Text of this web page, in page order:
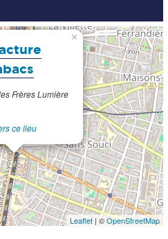
Frères Lumière
ce lieu
×
Leaflet | ©OpenStreetMap